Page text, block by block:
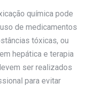
química pode
de medicamentos
tóxicas, ou
hepática e terapia
ser realizados
para evitar